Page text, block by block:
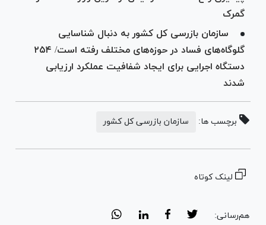
گمرک
سازمان بازرسی کل کشور به دنبال شناسایی
گلوگاه‌های فساد در حوزه‌های مختلف رفته است/ ۲۵۴
دستگاه اجرایی برای ایجاد شفافیت عملکرد ارزیابی
شدند
برچسب ها: سازمان بازرسی کل کشور
لینک کوتاه
هم‌رسانی: